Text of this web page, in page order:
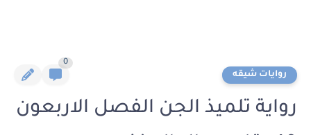
روايات شيقه
0
رواية تلميذ الجن الفصل الاربعون